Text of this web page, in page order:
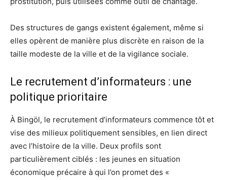
Des structures de gangs existent également, même si
elles opèrent de manière plus discrète en raison de la
taille modeste de la ville et de la vigilance sociale.
Le recrutement d’informateurs : une
politique prioritaire
À Bingöl, le recrutement d’informateurs commence tôt et
vise des milieux politiquement sensibles, en lien direct
avec l’histoire de la ville. Deux profils sont
particulièrement ciblés : les jeunes en situation
économique précaire à qui l’on promet des «